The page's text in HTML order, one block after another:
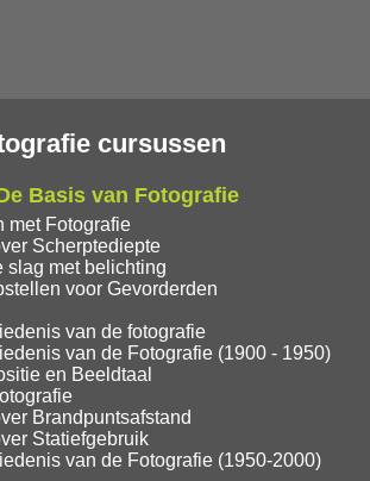
cursussen
Basis van Fotografie
met Fotografie
Scherptediepte
slag met belichting
voor Gevorderden
van de fotografie
van de Fotografie (1900 - 1950)
en Beeldtaal
Brandpuntsafstand
Statiefgebruik
van de Fotografie (1950-2000)